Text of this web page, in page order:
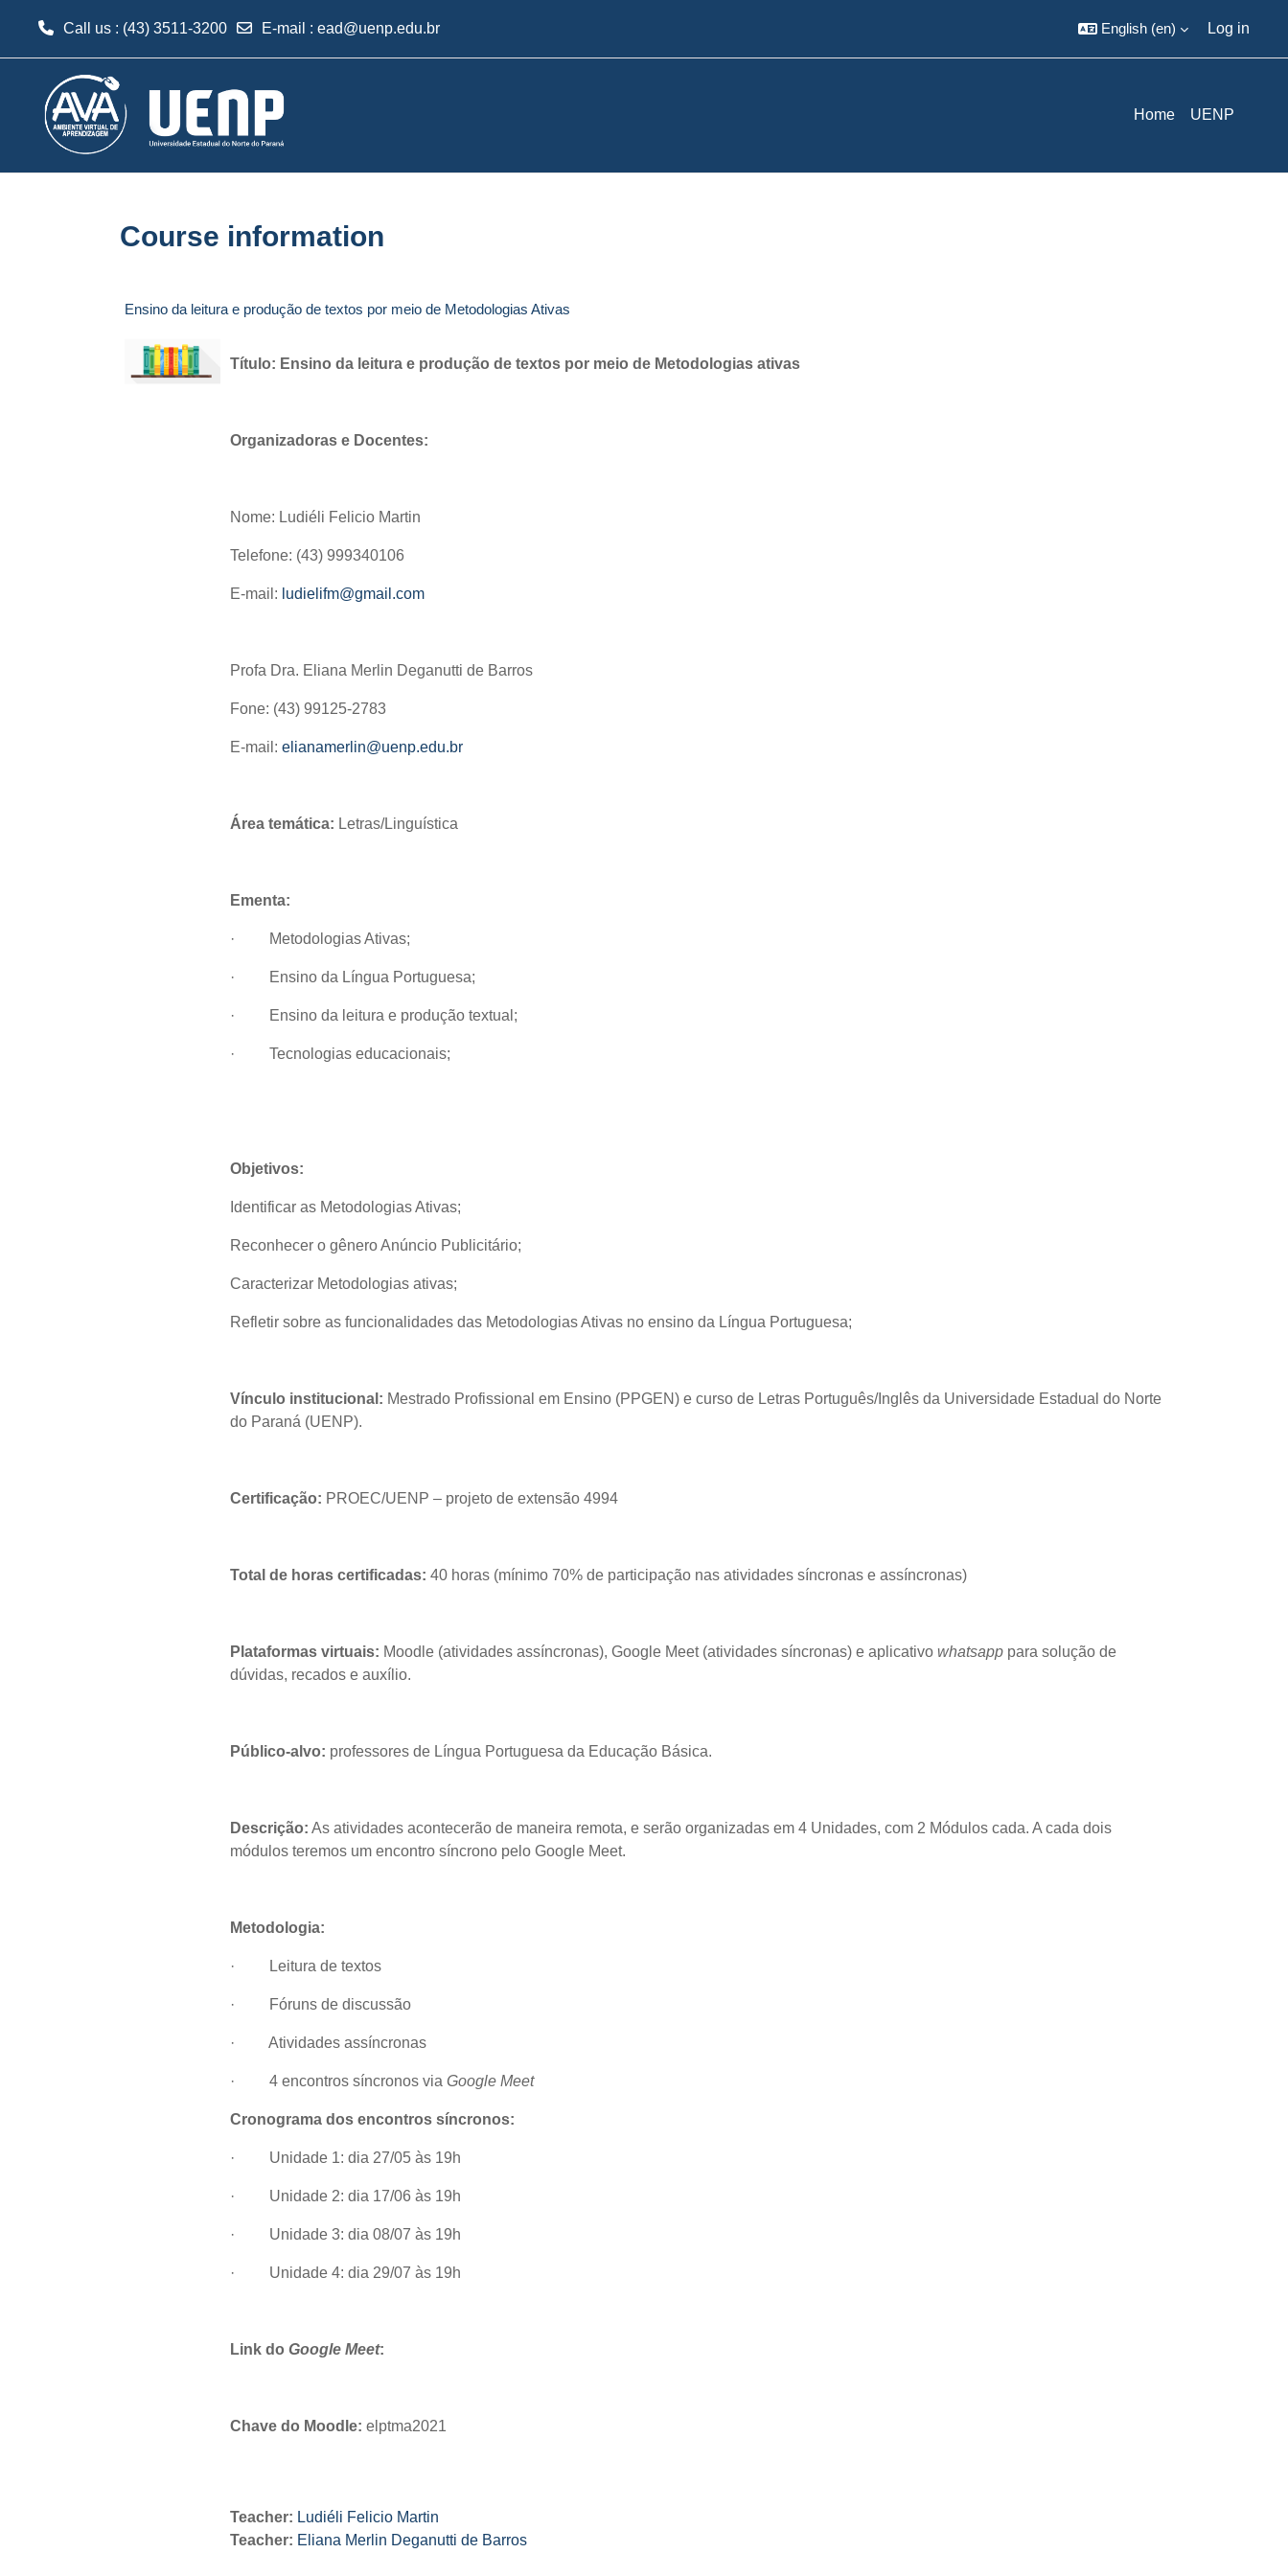
Call us : (43) 3511-3200 E-mail : ead@uenp.edu.br English ‎(en)‎ Log in
Home UENP
Course information
Ensino da leitura e produção de textos por meio de Metodologias Ativas
Título: Ensino da leitura e produção de textos por meio de Metodologias ativas
Organizadoras e Docentes:
Nome: Ludiéli Felicio Martin
Telefone: (43) 999340106
E-mail: ludielifm@gmail.com
Profa Dra. Eliana Merlin Deganutti de Barros
Fone: (43) 99125-2783
E-mail: elianamerlin@uenp.edu.br
Área temática: Letras/Linguística
Ementa:
· Metodologias Ativas;
· Ensino da Língua Portuguesa;
· Ensino da leitura e produção textual;
· Tecnologias educacionais;
Objetivos:
Identificar as Metodologias Ativas;
Reconhecer o gênero Anúncio Publicitário;
Caracterizar Metodologias ativas;
Refletir sobre as funcionalidades das Metodologias Ativas no ensino da Língua Portuguesa;
Vínculo institucional: Mestrado Profissional em Ensino (PPGEN) e curso de Letras Português/Inglês da Universidade Estadual do Norte
do Paraná (UENP).
Certificação: PROEC/UENP – projeto de extensão 4994
Total de horas certificadas: 40 horas (mínimo 70% de participação nas atividades síncronas e assíncronas)
Plataformas virtuais: Moodle (atividades assíncronas), Google Meet (atividades síncronas) e aplicativo whatsapp para solução de
dúvidas, recados e auxílio.
Público-alvo: professores de Língua Portuguesa da Educação Básica.
Descrição: As atividades acontecerão de maneira remota, e serão organizadas em 4 Unidades, com 2 Módulos cada. A cada dois
módulos teremos um encontro síncrono pelo Google Meet.
Metodologia:
· Leitura de textos
· Fóruns de discussão
· Atividades assíncronas
· 4 encontros síncronos via Google Meet
Cronograma dos encontros síncronos:
· Unidade 1: dia 27/05 às 19h
· Unidade 2: dia 17/06 às 19h
· Unidade 3: dia 08/07 às 19h
· Unidade 4: dia 29/07 às 19h
Link do Google Meet:
Chave do Moodle: elptma2021
Teacher: Ludiéli Felicio Martin
Teacher: Eliana Merlin Deganutti de Barros